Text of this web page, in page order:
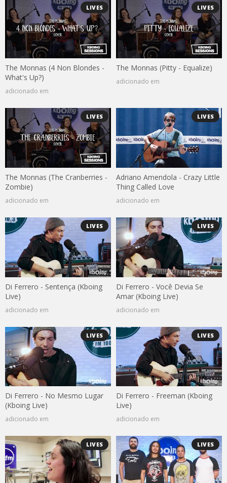
LIVES
The Monnas (4 Non Blondes -
What's Up?)
adicionado em
LIVES
The Monnas (Pitty - Equalize)
adicionado em
LIVES
The Monnas (The Cranberries -
Zombie)
adicionado em
LIVES
Adriano Amendola - Crazy Little
Thing Called Love
adicionado em
LIVES
Di Ferrero - Sentença (Kboing
Live)
adicionado em
LIVES
Di Ferrero - Você Devia Se
Amar (Kboing Live)
adicionado em
LIVES
Di Ferrero - No Mesmo Lugar
(Kboing Live)
adicionado em
LIVES
Di Ferrero - Freeman (Kboing
Live)
adicionado em
LIVES LIVES